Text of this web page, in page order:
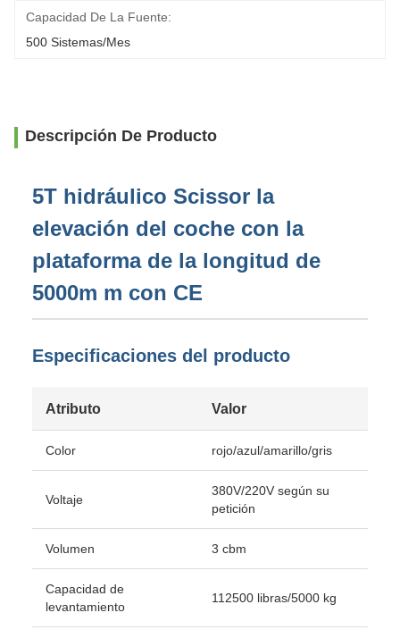
Capacidad De La Fuente:
500 Sistemas/mes
Descripción De Producto
5T hidráulico Scissor la
elevación del coche con la
plataforma de la longitud de
5000m m con CE
Especificaciones del producto
Atributo Valor
Color rojo/azul/amarillo/gris
Voltaje
380V/220V según su
petición
Volumen 3 cbm
Capacidad de
levantamiento
112500 libras/5000 kg